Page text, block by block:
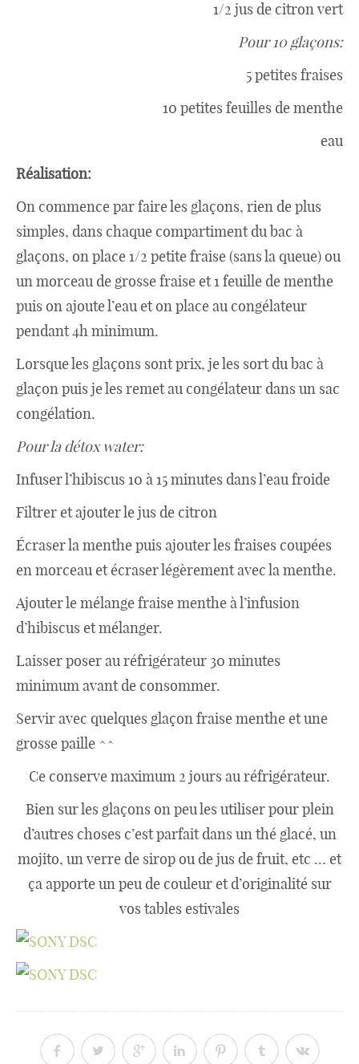
1/2 jus de citron vert
Pour 10 glaçons:
5 petites fraises
10 petites feuilles de menthe
eau
Réalisation:
On commence par faire les glaçons, rien de plus
simples, dans chaque compartiment du bac à
glaçons, on place 1/2 petite fraise (sans la queue) ou
un morceau de grosse fraise et 1 feuille de menthe
puis on ajoute l’eau et on place au congélateur
pendant 4h minimum.
Lorsque les glaçons sont prix, je les sort du bac à
glaçon puis je les remet au congélateur dans un sac
congélation.
Pour la détox water:
Infuser l’hibiscus 10 à 15 minutes dans l’eau froide
Filtrer et ajouter le jus de citron
Écraser la menthe puis ajouter les fraises coupées
en morceau et écraser légèrement avec la menthe.
Ajouter le mélange fraise menthe à l’infusion
d’hibiscus et mélanger.
Laisser poser au réfrigérateur 30 minutes
minimum avant de consommer.
Servir avec quelques glaçon fraise menthe et une
grosse paille ^^
Ce conserve maximum 2 jours au réfrigérateur.
Bien sur les glaçons on peu les utiliser pour plein
d’autres choses c’est parfait dans un thé glacé, un
mojito, un verre de sirop ou de jus de fruit, etc … et
ça apporte un peu de couleur et d’originalité sur
vos tables estivales